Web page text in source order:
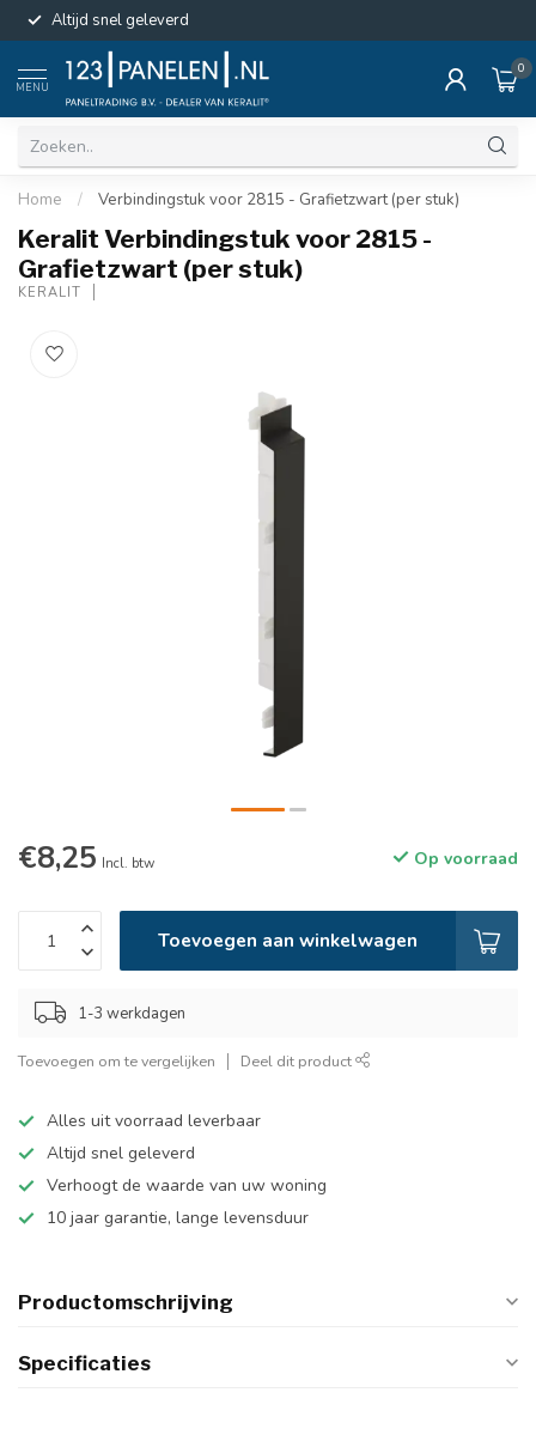
Altijd snel geleverd
MENU
0
Home / Verbindingstuk voor 2815 - Grafietzwart (per stuk)
Keralit Verbindingstuk voor 2815 -
Grafietzwart (per stuk)
KERALIT
€8,25 Incl. btw Op voorraad
Toevoegen aan winkelwagen
1-3 werkdagen
Toevoegen om te vergelijken Deel dit product
Alles uit voorraad leverbaar
Altijd snel geleverd
Verhoogt de waarde van uw woning
10 jaar garantie, lange levensduur
Productomschrijving
Specificaties